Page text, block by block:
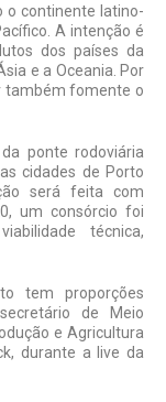
o continente latino-
A intenção é
dos países da
e a Oceania. Por
também fomente o
ponte rodoviária
cidades de Porto
será feita com
um consórcio foi
técnica,
tem proporções
de Meio
e Agricultura
durante a live da